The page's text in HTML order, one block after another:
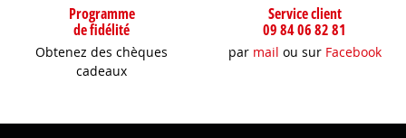
Programme
de fidélité
Obtenez des chèques
cadeaux
Service client
09 84 06 82 81
par mail ou sur Facebook